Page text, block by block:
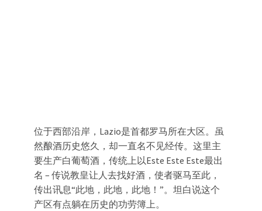
位于西部沿岸，Lazio是首都罗马所在大区。虽
然酿酒历史悠久，却一直名不见经传。这里主
要生产白葡萄酒，传统上以Este Este Este最出
名 – 传说教皇让人去找好酒，使者驱马至此，
传出讯息“此地，此地，此地！”。坦白说这个
产区有点躺在历史的功劳簿上。